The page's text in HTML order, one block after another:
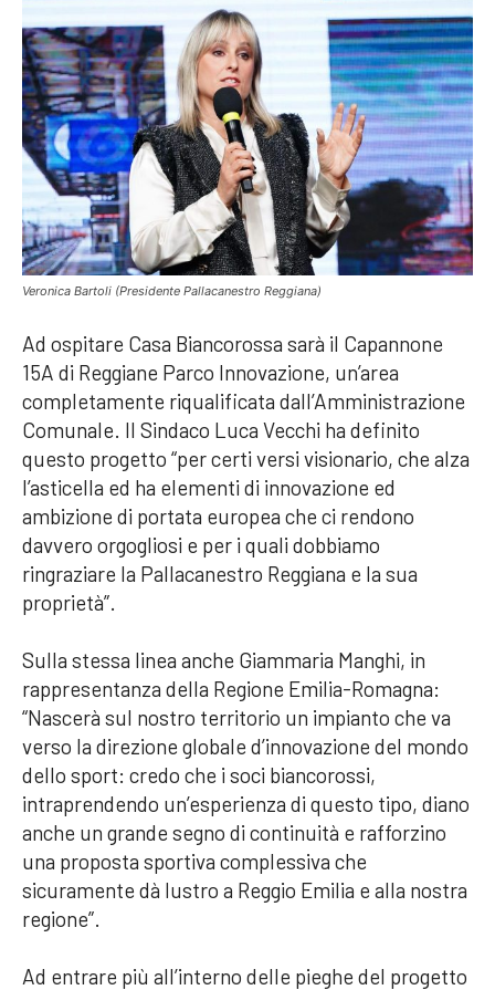
Veronica Bartoli (Presidente Pallacanestro Reggiana)
Ad ospitare Casa Biancorossa sarà il Capannone
15A di Reggiane Parco Innovazione, un’area
completamente riqualificata dall’Amministrazione
Comunale. Il Sindaco Luca Vecchi ha definito
questo progetto “per certi versi visionario, che alza
l’asticella ed ha elementi di innovazione ed
ambizione di portata europea che ci rendono
davvero orgogliosi e per i quali dobbiamo
ringraziare la Pallacanestro Reggiana e la sua
proprietà”.
Sulla stessa linea anche Giammaria Manghi, in
rappresentanza della Regione Emilia-Romagna:
“Nascerà sul nostro territorio un impianto che va
verso la direzione globale d’innovazione del mondo
dello sport: credo che i soci biancorossi,
intraprendendo un’esperienza di questo tipo, diano
anche un grande segno di continuità e rafforzino
una proposta sportiva complessiva che
sicuramente dà lustro a Reggio Emilia e alla nostra
regione”.
Ad entrare più all’interno delle pieghe del progetto